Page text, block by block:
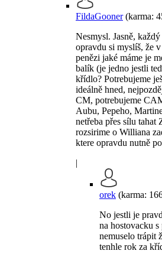
FildaGooner(karma:
Nesmysl. Jasně,
opravdu si myslíš, že
penězi jaké máme je
balík (je jedno jestli
křídlo? Potrebujeme
ideálně hned,
CM, potrebujeme
Aubu, Pepeho,
netřeba přes sílu tahat
rozsirime o Williana
ktere opravdu nutně
|
orek (karma:
No jestli je
na hostovacku
nemuselo trápit
tenhle rok za